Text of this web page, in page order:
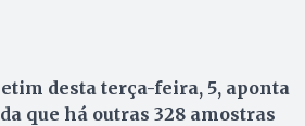
desta terça-feira, 5, aponta
que há outras 328 amostras